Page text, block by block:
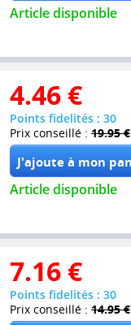
Article disponible
4.46 €
Points fidelités : 30
Prix conseillé : 19.95 €
Article disponible
7.16 €
Points fidelités : 30
Prix conseillé : 14.95 €